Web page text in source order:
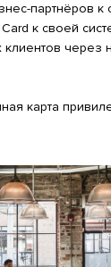
партнёров к
к своей
клиентов через
карта